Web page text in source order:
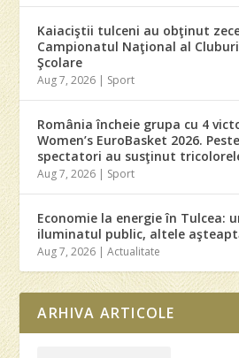
Kaiaciştii tulceni au obţinut
Campionatul Naţional al
Şcolare
Aug 7, 2026 | Sport
România încheie grupa cu 4
Women’s EuroBasket 2026.
spectatori au susţinut
Aug 7, 2026 | Sport
Economie la energie în Tulcea:
iluminatul public, altele
Aug 7, 2026 |Actualitate
ARHIVA ARTICOLE